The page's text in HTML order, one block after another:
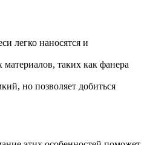
легко наносятся и
таких как фанера
но позволяет добиться